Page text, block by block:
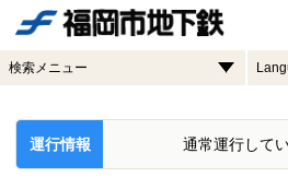
検索メニュー
運行情報 通常運行してい